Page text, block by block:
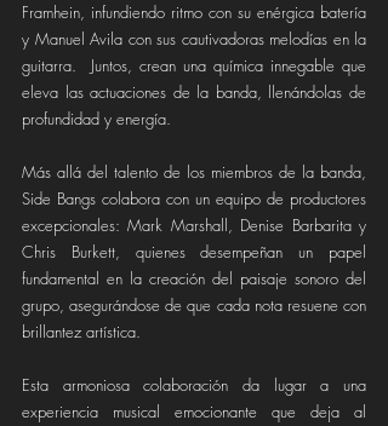
Framhein, infundiendo ritmo con su enérgica batería
y Manuel Avila con sus cautivadoras melodías en la
guitarra.  Juntos, crean una química innegable que
eleva las actuaciones de la banda, llenándolas de
profundidad y energía.
Más allá del talento de los miembros de la banda,
Side Bangs colabora con un equipo de productores
excepcionales: Mark Marshall, Denise Barbarita y
Chris Burkett, quienes desempeñan un papel
fundamental en la creación del paisaje sonoro del
grupo, asegurándose de que cada nota resuene con
brillantez artística.
Esta armoniosa colaboración da lugar a una
experiencia musical emocionante que deja al